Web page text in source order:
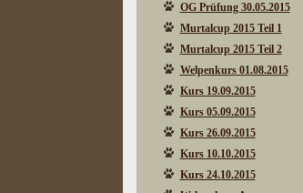
OG Prüfung 30.05.2015
Murtalcup 2015 Teil 1
Murtalcup 2015 Teil 2
Welpenkurs 01.08.2015
Kurs 19.09.2015
Kurs 05.09.2015
Kurs 26.09.2015
Kurs 10.10.2015
Kurs 24.10.2015